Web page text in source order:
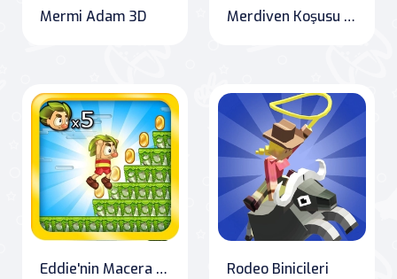
Mermi Adam 3D Merdiven Koşusu Online 2
Eddie'nin Macera Seyahati Rodeo Binicileri